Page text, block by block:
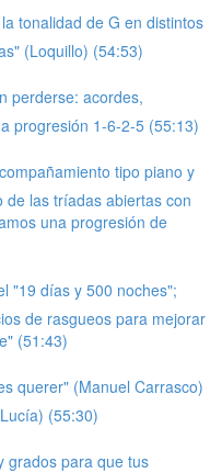
tonalidad de G en distintos
(Loquillo) (54:53)
perderse: acordes,
progresión 1-6-2-5 (55:13)
tipo piano y
las tríadas abiertas con
una progresión de
"19 días y 500 noches";
de rasgueos para mejorar
(51:43)
querer" (Manuel Carrasco)
(55:30)
grados para que tus